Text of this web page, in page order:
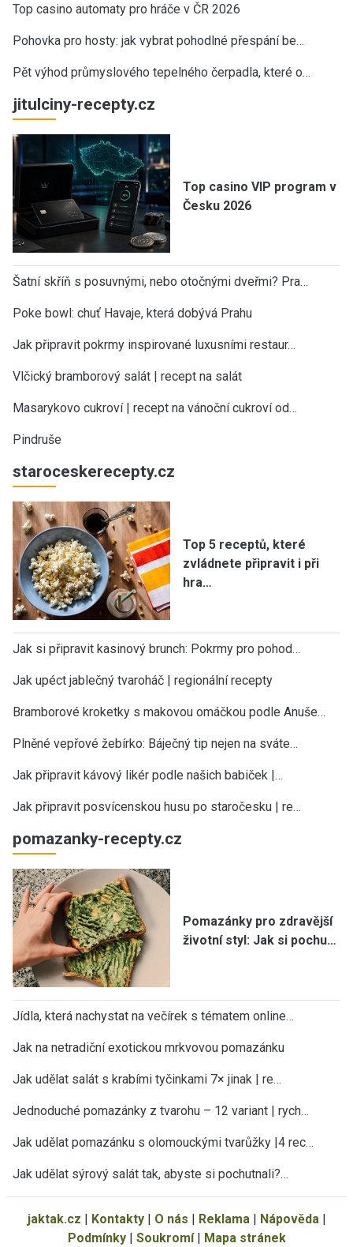
Top casino automaty pro hráče v ČR 2026
Pohovka pro hosty: jak vybrat pohodlné přespání be…
Pět výhod průmyslového tepelného čerpadla, které o…
jitulciny-recepty.cz
Top casino VIP program v
Česku 2026
Šatní skříň s posuvnými, nebo otočnými dveřmi? Pra…
Poke bowl: chuť Havaje, která dobývá Prahu
Jak připravit pokrmy inspirované luxusními restaur…
Vlčický bramborový salát | recept na salát
Masarykovo cukroví | recept na vánoční cukroví od…
Pindruše
staroceskerecepty.cz
Top 5 receptů, které
zvládnete připravit i při
hra…
Jak si připravit kasinový brunch: Pokrmy pro pohod…
Jak upéct jablečný tvaroháč | regionální recepty
Bramborové kroketky s makovou omáčkou podle Anuše…
Plněné vepřové žebírko: Báječný tip nejen na sváte…
Jak připravit kávový likér podle našich babiček |…
Jak připravit posvícenskou husu po staročesku | re…
pomazanky-recepty.cz
Pomazánky pro zdravější
životní styl: Jak si pochu…
Jídla, která nachystat na večírek s tématem online…
Jak na netradiční exotickou mrkvovou pomazánku
Jak udělat salát s krabími tyčinkami 7× jinak | re…
Jednoduché pomazánky z tvarohu – 12 variant | rych…
Jak udělat pomazánku s olomouckými tvarůžky |4 rec…
Jak udělat sýrový salát tak, abyste si pochutnali?…
jaktak.cz | Kontakty| O nás | Reklama| Nápověda|
Podmínky| Soukromí| Mapa stránek